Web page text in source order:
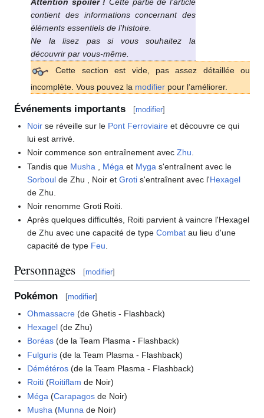
contient des informations concernant des
éléments essentiels de l'histoire.
Ne la lisez pas si vous souhaitez la
découvrir par vous-même.
Cette section est vide, pas assez détaillée ou
incomplète. Vous pouvez la modifier pour l’améliorer.
Événements importants [modifier]
Noir se réveille sur le Pont Ferroviaire et découvre ce qui
lui est arrivé.
Noir commence son entraînement avecZhu.
Tandis que Musha Méga et Myga s'entraînent avec le
Sorboul de Zhu , Noir etGroti s'entraînent avec l'Hexagel
de Zhu.
Noir renomme Groti Roiti.
Après quelques difficultés, Roiti parvient à vaincre l'Hexagel
de Zhu avec une capacité de typeCombat au lieu d'une
capacité de type Feu.
Personnages [modifier]
Pokémon [modifier]
Ohmassacre (de Ghetis - Flashback)
Hexagel (de Zhu)
Boréas (de la Team Plasma - Flashback)
Fulguris (de la Team Plasma - Flashback)
Démétéros (de la Team Plasma - Flashback)
Roiti (Roitiflam de Noir)
Méga (Carapagos de Noir)
Musha (Munna de Noir)